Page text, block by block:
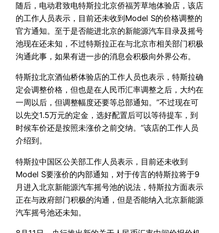
随后，电动君致电特斯拉北京侨福芳草地体验店，该店
的工作人员表示，目前还未收到Model S的价格调整的
官方通知。至于是否能进北京的新能源汽车目录及摇号
池现在还未知，不过特斯拉正在与北京市相关部门积极
沟通此事，如果有进一步的消息会积极向外界公布。
特斯拉北京酒仙桥体验店的工作人员也表示，特斯拉确
定会调整价格，但也是在人民币汇率调整之后，大约在
一周以后，但调整幅度还要等总部通知。”不过现在可
以先交1.5万元的定金，选好配置后可以等待提车，到
时候车价还是按照未涨价之前交纳。”该店的工作人员
介绍到。
特斯拉中国区公关部工作人员表示，目前还未收到
Model S要涨价的内部通知，对于传言的特斯拉将于9
月进入北京新能源汽车摇号池的说法，特斯拉方面表示
正在与政府部门积极的沟通，但是否能纳入北京新能源
汽车摇号池还未知。